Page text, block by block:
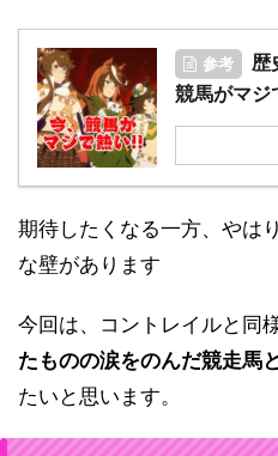
参考
歴
競馬がマジ
期待したくなる一方、やは
な壁があります
今回は、コントレイルと同
たものの涙をのんだ競走馬
たいと思います。